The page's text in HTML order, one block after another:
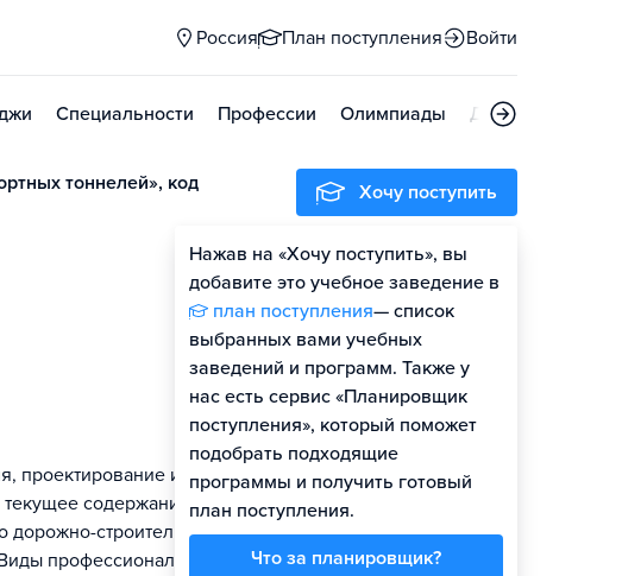
Россия План поступления Войти
Специальности Профессии Олимпиады Дни открытых
тоннелей», код
проектирование и
текущее содержание,
дорожно-строительных
профессиональной
Хочу поступить
Нажав на «Хочу поступить», вы
добавите это учебное заведение в
план поступления— список
выбранных вами учебных
заведений и программ. Также у
нас есть сервис «Планировщик
поступления», который поможет
подобрать подходящие
программы и получить готовый
план поступления.
Что за планировщик?
Оценить шансы